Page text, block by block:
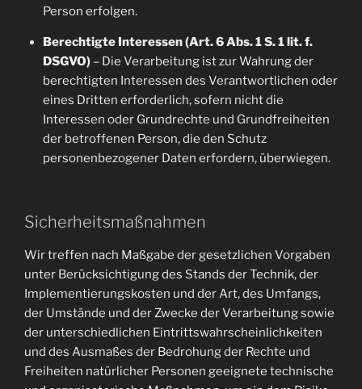
Person erfolgen.
Berechtigte Interessen (Art. 6 Abs. 1 S. 1 lit. f.
DSGVO)– Die Verarbeitung ist zur Wahrung der
berechtigten Interessen des Verantwortlichen oder
eines Dritten erforderlich, sofern nicht die
Interessen oder Grundrechte und Grundfreiheiten
der betroffenen Person, die den Schutz
personenbezogener Daten erfordern, überwiegen.
Sicherheitsmaßnahmen
Wir treffen nach Maßgabe der gesetzlichen Vorgaben
unter Berücksichtigung des Stands der Technik, der
Implementierungskosten und der Art, des Umfangs,
der Umstände und der Zwecke der Verarbeitung sowie
der unterschiedlichen Eintrittswahrscheinlichkeiten
und des Ausmaßes der Bedrohung der Rechte und
Freiheiten natürlicher Personen geeignete technische